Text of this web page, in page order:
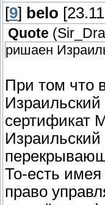
[9] belo
Quote (
ришаен
При том что
сертификат
То-есть
право